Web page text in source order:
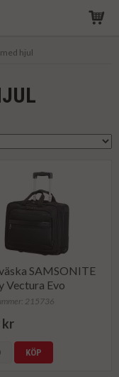
hjul
SAMSONITE
Vectura Evo
215736
kr
KÖP